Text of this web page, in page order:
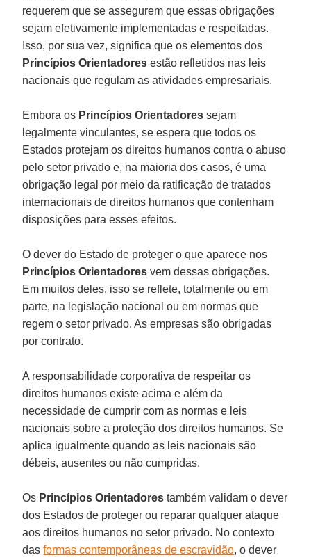
requerem que se assegurem que essas obrigações
sejam efetivamente implementadas e respeitadas.
Isso, por sua vez, significa que os elementos dos
Princípios Orientadores estão refletidos nas leis
nacionais que regulam as atividades empresariais.
Embora os Princípios Orientadores sejam
legalmente vinculantes, se espera que todos os
Estados protejam os direitos humanos contra o abuso
pelo setor privado e, na maioria dos casos, é uma
obrigação legal por meio da ratificação de tratados
internacionais de direitos humanos que contenham
disposições para esses efeitos.
O dever do Estado de proteger o que aparece nos
Princípios Orientadores vem dessas obrigações.
Em muitos deles, isso se reflete, totalmente ou em
parte, na legislação nacional ou em normas que
regem o setor privado. As empresas são obrigadas
por contrato.
A responsabilidade corporativa de respeitar os
direitos humanos existe acima e além da
necessidade de cumprir com as normas e leis
nacionais sobre a proteção dos direitos humanos. Se
aplica igualmente quando as leis nacionais são
débeis, ausentes ou não cumpridas.
Os Princípios Orientadores também validam o dever
dos Estados de proteger ou reparar qualquer ataque
aos direitos humanos no setor privado. No contexto
dasformas contemporâneas de escravidão, o dever